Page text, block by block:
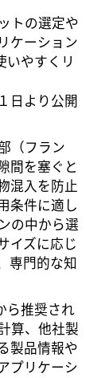
トの選定や
ケーション
いやすくリ
日より公開
（フラン
間を塞ぐと
混入を防止
条件に適し
の中から選
イズに応じ
専門的な知
ら推奨され
算、他社製
製品情報や
プリケーシ